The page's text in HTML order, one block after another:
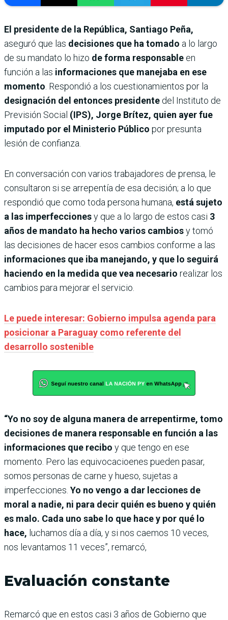
El presidente de la República, Santiago Peña,
aseguró que las decisiones que ha tomado a lo largo
de su mandato lo hizo de forma responsable en
función a las informaciones que manejaba en ese
momento . Respondió a los cuestionamientos por la
designación del entonces presidente del Instituto de
Previsión Social (IPS), Jorge Brítez, quien ayer fue
imputado por el Ministerio Público por presunta
lesión de confianza.
En conversación con varios trabajadores de prensa, le
consultaron si se arrepentía de esa decisión; a lo que
respondió que como toda persona humana, está sujeto
a las imperfeccionesy que a lo largo de estos casi 3
años de mandato ha hecho varios cambiosy tomó
las decisiones de hacer esos cambios conforme a las
informaciones que iba manejando, y que lo seguirá
haciendo en la medida que vea necesario realizar los
cambios para mejorar el servicio.
Le puede interesar: Gobierno impulsa agenda para
posicionar a Paraguay como referente del
desarrollo sostenible
“Yo no soy de alguna manera de arrepentirme, tomo
decisiones de manera responsable en función a las
informaciones que recibo y que tengo en ese
momento. Pero las equivocacioenes pueden pasar,
somos personas de carne y hueso, sujetas a
imperfecciones. Yo no vengo a dar lecciones de
moral a nadie, ni para decir quién es bueno y quién
es malo. Cada uno sabe lo que hace y por qué lo
hace, luchamos día a día, y si nos caemos 10 veces,
nos levantamos 11 veces”, remarcó,
Evaluación constante
Remarcó que en estos casi 3 años de Gobierno que